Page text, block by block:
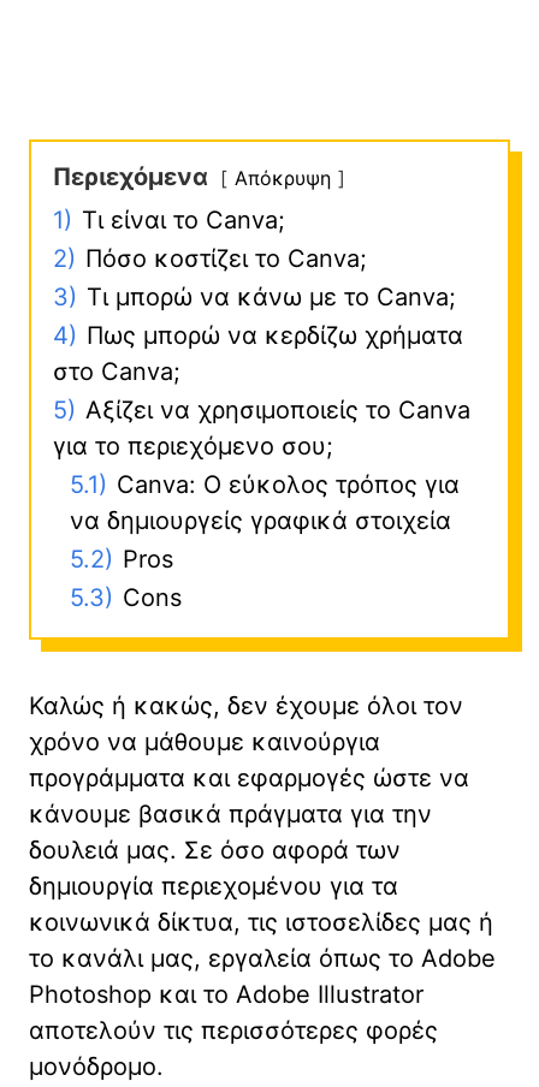
Περιεχόμενα Απόκρυψη
1) Τι είναι το Canva;
2) Πόσο κοστίζει το Canva;
3) Τι μπορώ να κάνω με το Canva;
4) Πως μπορώ να κερδίζω χρήματα
στο Canva;
5) Αξίζει να χρησιμοποιείς το Canva
για το περιεχόμενο σου;
5.1) Canva: Ο εύκολος τρόπος για
να δημιουργείς γραφικά στοιχεία
5.2) Pros
5.3) Cons
Καλώς ή κακώς, δεν έχουμε όλοι τον
χρόνο να μάθουμε καινούργια
προγράμματα και εφαρμογές ώστε να
κάνουμε βασικά πράγματα για την
δουλειά μας. Σε όσο αφορά των
δημιουργία περιεχομένου για τα
κοινωνικά δίκτυα, τις ιστοσελίδες μας ή
το κανάλι μας, εργαλεία όπως το Adobe
Photoshop και το Adobe Illustrator
αποτελούν τις περισσότερες φορές
μονόδρομο.